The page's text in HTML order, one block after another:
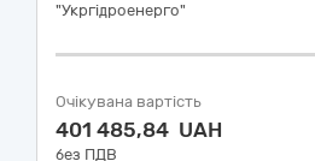
"Укргідроенерго"
Очікувана вартість
401 485,84 UAH
без ПДВ